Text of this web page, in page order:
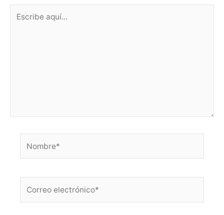
aquí...
electrónico*